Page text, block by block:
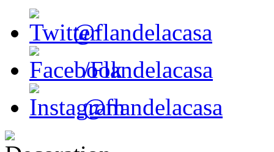
@flandelacasa
/Flandelacasa
@flandelacasa